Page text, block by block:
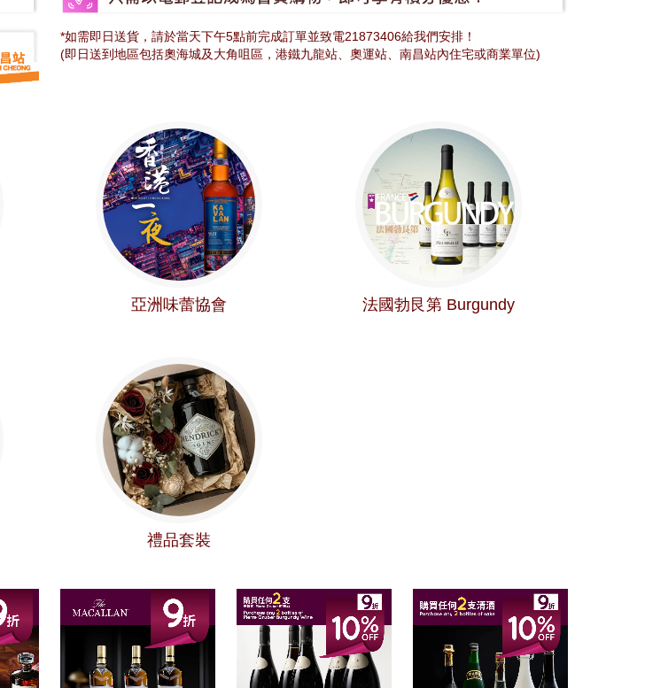
*如需即日送貨，請於當天下午5點前完成訂單並致電21873406給我們安排！
(即日送到地區包括奧海城及大角咀區，港鐵九龍站、奧運站、南昌站內住宅或商業單位)
亞洲味蕾協會 法國勃艮第 Burgundy
禮品套裝